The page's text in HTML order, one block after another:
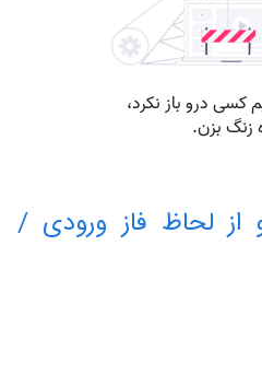
از لحاظ فاز ورودی /